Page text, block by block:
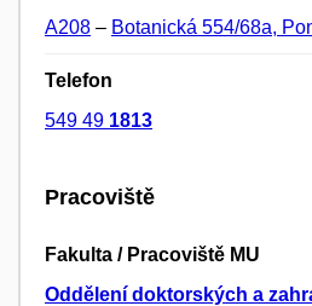
A208 – Botanická 554/68a,
Telefon
549 49 1813
Pracoviště
Fakulta / Pracoviště MU
Oddělení doktorských a